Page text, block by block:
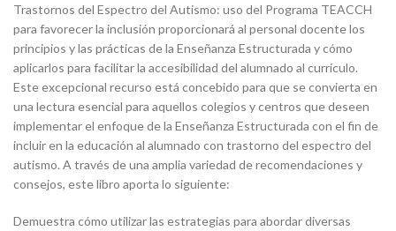
Trastornos del Espectro del Autismo: uso del Programa TEACCH
para favorecer la inclusión proporcionará al personal docente los
principios y las prácticas de la Enseñanza Estructurada y cómo
aplicarlos para facilitar la accesibilidad del alumnado al currículo.
Este excepcional recurso está concebido para que se convierta en
una lectura esencial para aquellos colegios y centros que deseen
implementar el enfoque de la Enseñanza Estructurada con el fin de
incluir en la educación al alumnado con trastorno del espectro del
autismo. A través de una amplia variedad de recomendaciones y
consejos, este libro aporta lo siguiente:
Demuestra cómo utilizar las estrategias para abordar diversas